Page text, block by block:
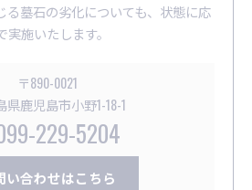
る墓石の劣化についても、状態に応
施いたします。
〒890-0021
県鹿児島市小野1-18-1
229-5204
い合わせはこちら